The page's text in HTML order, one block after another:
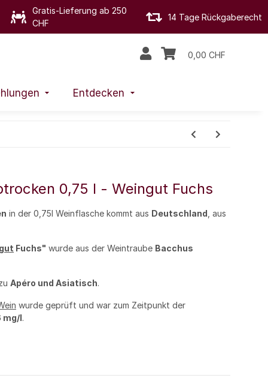
Gratis-Lieferung ab 250
CHF
14 Tage Rückgaberecht
0,00 CHF
Entdecken
0,75 l - Weingut Fuchs
in der 0,75l Weinflasche kommt aus Deutschland , aus
Fuchs" wurde aus der Weintraube Bacchus
Apéro und Asiatisch.
wurde geprüft und war zum Zeitpunkt der
mg/l.